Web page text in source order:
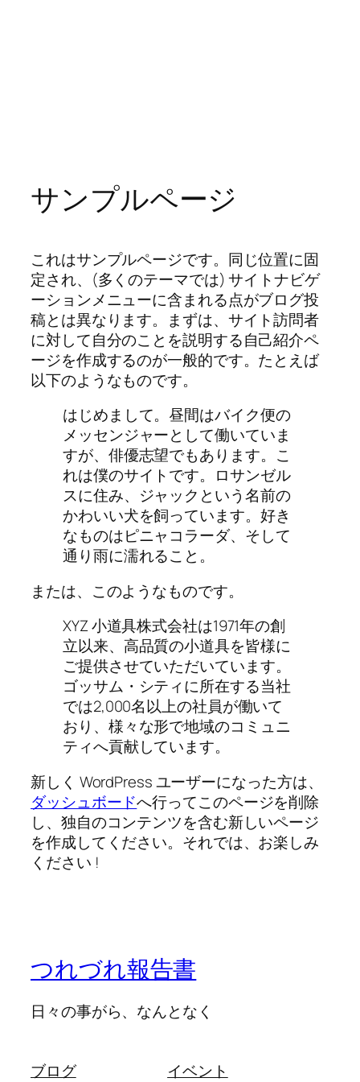
サンプルページ
これはサンプルページです。同じ位置に固
定され、(多くのテーマでは) サイトナビゲ
ーションメニューに含まれる点がブログ投
稿とは異なります。まずは、サイト訪問者
に対して自分のことを説明する自己紹介ペ
ージを作成するのが一般的です。たとえば
以下のようなものです。
はじめまして。昼間はバイク便の
メッセンジャーとして働いていま
すが、俳優志望でもあります。こ
れは僕のサイトです。ロサンゼル
スに住み、ジャックという名前の
かわいい犬を飼っています。好き
なものはピニャコラーダ、そして
通り雨に濡れること。
または、このようなものです。
XYZ 小道具株式会社は1971年の創
立以来、高品質の小道具を皆様に
ご提供させていただいています。
ゴッサム・シティに所在する当社
では2,000名以上の社員が働いて
おり、様々な形で地域のコミュニ
ティへ貢献しています。
新しく WordPress ユーザーになった方は、
ダッシュボードへ行ってこのページを削除
し、独自のコンテンツを含む新しいページ
を作成してください。それでは、お楽しみ
ください !
つれづれ報告書
日々の事がら、なんとなく
ブログ
イベント